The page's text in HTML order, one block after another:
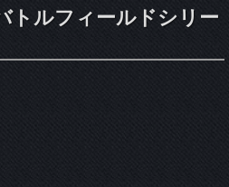
トルフィールドシリー